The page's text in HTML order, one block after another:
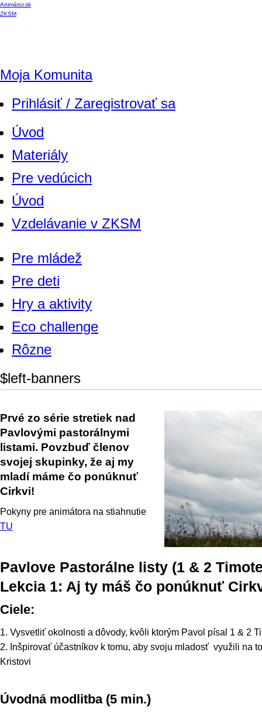
Animátor.sk
ZKSM
Moja Komunita
Prihlásiť / Zaregistrovať sa
Úvod
Materiály
Pre vedúcich
Úvod
Vzdelávanie v ZKSM
Pre mládež
Pre deti
Hry a aktivity
Eco challenge
Rôzne
$left-banners
Prvé zo série stretiek nad
Pavlovými pastorálnymi
listami. Povzbuď členov
svojej skupinky, že aj my
mladí máme čo ponúknuť
Cirkvi!
Pokyny pre animátora na stiahnutie
TU
Pavlove Pastorálne listy (1 & 2
Lekcia 1: Aj ty máš čo ponúknuť
Ciele:
1. Vysvetliť okolnosti a dôvody, kvôli ktorým Pavol písal 1 & 2
2. Inšpirovať účastníkov k tomu, aby svoju mladosť využili na
Kristovi
Úvodná modlitba (5 min.)